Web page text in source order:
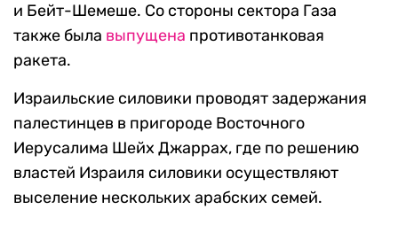
и Бейт-Шемеше. Со стороны сектора Газа
также была выпущена противотанковая
ракета.
Израильские силовики проводят задержания
палестинцев в пригороде Восточного
Иерусалима Шейх Джаррах, где по решению
властей Израиля силовики осуществляют
выселение нескольких арабских семей.